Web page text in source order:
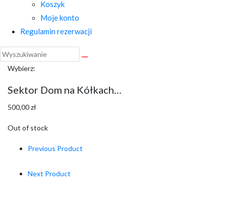
Koszyk
Moje konto
Regulamin rezerwacji
Wybierz:
Sektor Dom na Kółkach…
500,00zł
Out of stock
Previous Product
Next Product